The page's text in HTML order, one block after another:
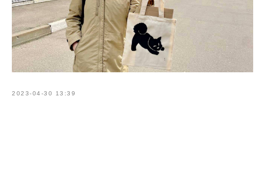
2023-04-30 13:39